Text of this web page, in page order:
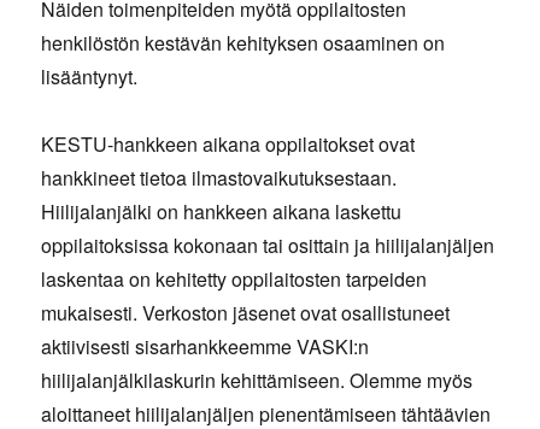
Näiden toimenpiteiden myötä oppilaitosten
henkilöstön kestävän kehityksen osaaminen on
lisääntynyt.
KESTU-hankkeen aikana oppilaitokset ovat
hankkineet tietoa ilmastovaikutuksestaan.
Hiilijalanjälki on hankkeen aikana laskettu
oppilaitoksissa kokonaan tai osittain ja hiilijalanjäljen
laskentaa on kehitetty oppilaitosten tarpeiden
mukaisesti. Verkoston jäsenet ovat osallistuneet
aktiivisesti sisarhankkeemme VASKI:n
hiilijalanjälkilaskurin kehittämiseen. Olemme myös
aloittaneet hiilijalanjäljen pienentämiseen tähtäävien